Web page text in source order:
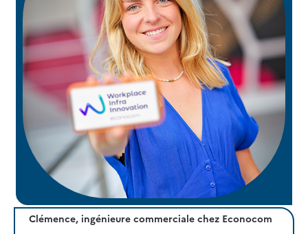
Clémence, ingénieure commerciale chez Econocom